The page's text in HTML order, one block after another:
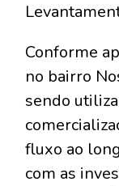
Conforme
no bairro
sendo
fluxo ao
com as